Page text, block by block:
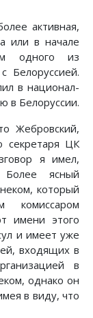
активная,
или в начале
одного из
Белоруссией.
в национал-
в Белоруссии.
Жебровский,
секретаря ЦК
я имел,
Более ясный
который
комиссаром
имени этого
и имеет уже
входящих в
в
однако он
в виду, что